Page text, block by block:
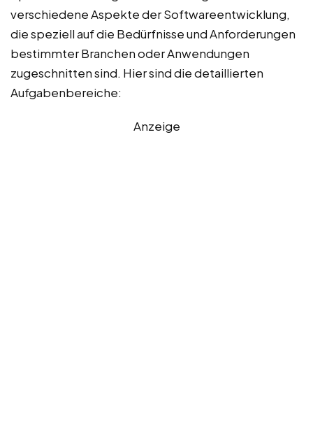
verschiedene Aspekte der Softwareentwicklung,
die speziell auf die Bedürfnisse und Anforderungen
bestimmter Branchen oder Anwendungen
zugeschnitten sind. Hier sind die detaillierten
Aufgabenbereiche:
Anzeige